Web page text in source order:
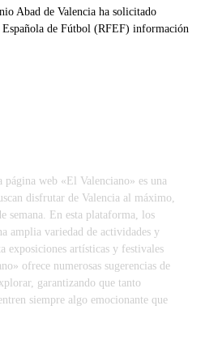
Abad de Valencia ha solicitado
Española de Fútbol (RFEF) información
página web «El Valenciano» es una
disfrutar de Valencia al máximo,
semana. En esta plataforma, los
amplia variedad de actividades y
exposiciones artísticas y festivales
ofrece numerosas sugerencias de
garantizando que tanto
siempre algo emocionante que